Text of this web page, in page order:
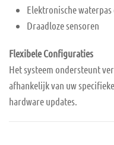
Elektronische
Draadloze sensoren
Flexibele Configuraties
Het systeem ondersteunt
afhankelijk van uw
hardware updates.